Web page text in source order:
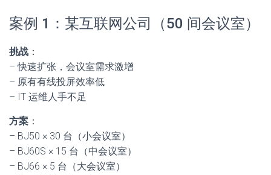
案例 1：某互联网公司（50 间会议室）
挑战 ：
– 快速扩张，会议室需求激增
– 原有有线投屏效率低
– IT 运维人手不足
方案 ：
– BJ50 × 30 台（小会议室）
– BJ60S × 15 台（中会议室）
– BJ66 × 5 台（大会议室）